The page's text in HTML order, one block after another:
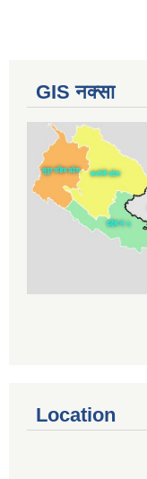
GIS नक्सा
Location